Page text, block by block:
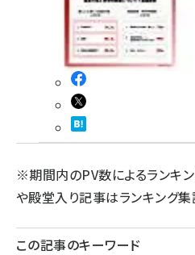
※期間内のPV数によるランキ
や殿堂入り記事はランキング集
この記事のキーワード